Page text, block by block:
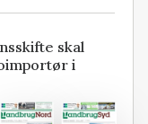
skal
i